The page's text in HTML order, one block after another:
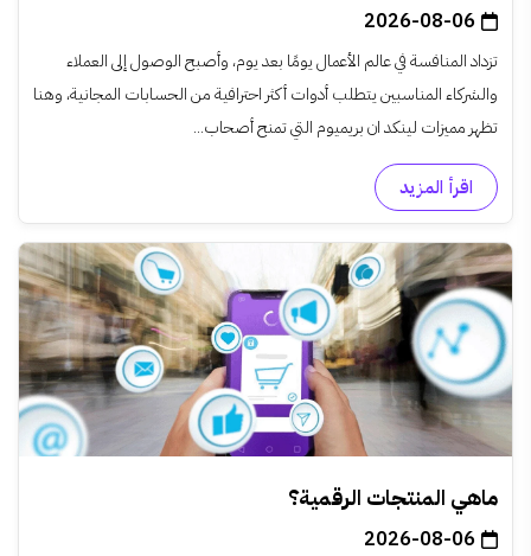
2026-08-06
تزداد المنافسة في عالم الأعمال يومًا بعد يوم، وأصبح الوصول إلى العملاء
والشركاء المناسبين يتطلب أدوات أكثر احترافية من الحسابات المجانية، وهنا
تظهر مميزات لينكد ان بريميوم التي تمنح أصحاب...
اقرأ المزيد
ماهي المنتجات الرقمية؟
2026-08-06